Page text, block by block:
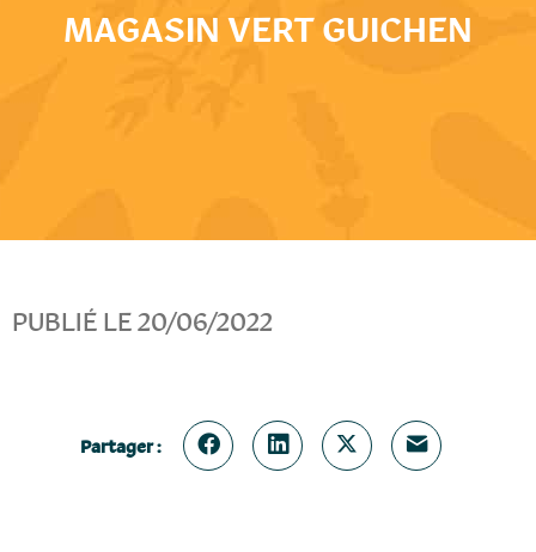
MAGASIN VERT GUICHEN
PUBLIÉ LE 20/06/2022
Partager :